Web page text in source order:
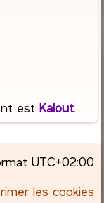
estKalout.
UTC+02:00
les cookies